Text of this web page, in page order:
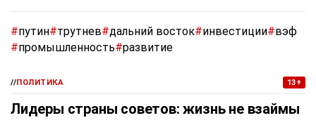
#путин#трутнев#дальний восток#инвестиции#вэф
#промышленность#развитие
//ПОЛИТИКА 13+
Лидеры страны советов: жизнь не взаймы